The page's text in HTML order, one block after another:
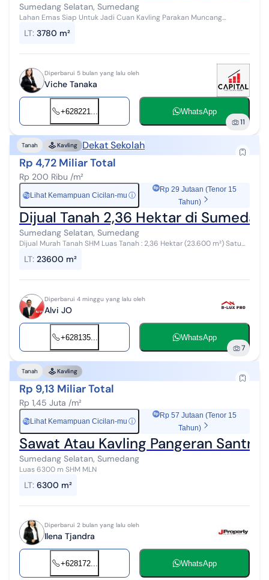
Sumedang Selatan, Sumedang
Lahan Emas Siap Untuk Jadi Cuan Kavling Parakan Muncang
Cocok utk gudang/pabrik - Coc...
LT: 3780 m²
Diperbarui 5 bulan yang lalu oleh
Viche Tanaka
+628221... WhatsApp
11
Tanah Kavling Dekat Sekolah
Rp 4,72 Miliar Total
Rp 200 Ribu /m²
Rp Lihat Kemampuan Cicilan-mu ⓘ
Rp 29 Jutaan (Tenor 15
Tahun)
Dijual Tanah 2,36 Hektar di
Sumedang Selatan, Sumedang
Dijual Murah Tanah SHM Luas Tanah : 2,36 Hektar (23.600 m²) Satu
Legalitas 3 SHM + 1 AJ...
LT: 23600 m²
Diperbarui 4 minggu yang lalu oleh
Alvi JO
+628135... WhatsApp
7
Tanah Kavling
Rp 9,13 Miliar Total
Rp 1,45 Juta /m²
Rp Lihat Kemampuan Cicilan-mu ⓘ
Rp 57 Jutaan (Tenor 15
Tahun)
Sawat Atau Kavling Pangeran Santri
Sumedang Selatan, Sumedang
Luas 6300 m SHM MLN
LT: 6300 m²
Diperbarui 2 bulan yang lalu oleh
Ilena Tjandra
+628172... WhatsApp